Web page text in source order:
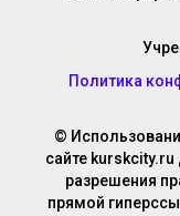
Политика
©
сайте
разрешения
прямой